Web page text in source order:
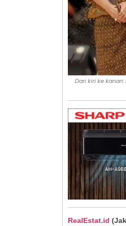
Dari kiri ke
RealEstat.id